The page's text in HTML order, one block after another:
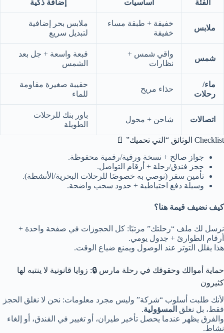
الفئة أساسيات إضافة ذكية
ملابس
خفيفة + طبقة مساء
خفيفة
ملابس بحر إضافية
لتبديل سريع
شمس
واقي شمس +
نظارات
قبعة واسعة + جل بعد
الشمس
ماء/
رحلات
حذاء مريح
حقيبة صغيرة مقاومة
للماء
اتصالات شاحن + محول
باور بنك للرحلات
الطويلة
Checklist الوثائق “التي تحميك” 📄
جواز صالح + نسخة ورقية/رقمية محفوظة.
حجز فندق/رحلة + أرقام التواصل.
تأمين سفر (نوصي به خصوصًا للرحلات البحرية/الأنشطة).
وسيلة دفع احتياطية + حدود سحب واضحة.
كيف نضيف قيمة هنا؟
نرسل لك ملف “رحلتك” مرتبًا: كل الحجوزات في صفحة واحدة +
أرقام الطوارئ + جدول يومي.
هذا يقلل التوتر عند الوصول ويمنع ضياع الوقت.
حماية أموالك وحقوقك في رحلة مارس 🔒: زوايا قانونية لا ينتبه لها
كثيرون
لأنك طلبت أسلوب “شركة” وليس مجرد معلومات: نحن لا نغلق الحجز
فقط، بل نغلق المسؤولية.
والفرق يظهر عندما يحصل تأخير طيران، أو تغيير في الفندق، أو إلغاء
نشاط.